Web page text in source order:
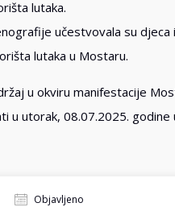
lutaka.
učestvovala su
lutaka u Mostaru.
u okviru manifestacije
u utorak, 08.07.2025.
Objavljeno